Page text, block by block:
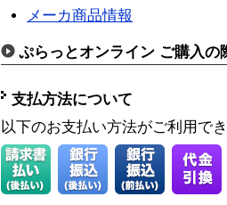
メーカ商品情報
ぷらっとオンライン ご購入の
支払方法について
以下のお支払い方法がご利用で